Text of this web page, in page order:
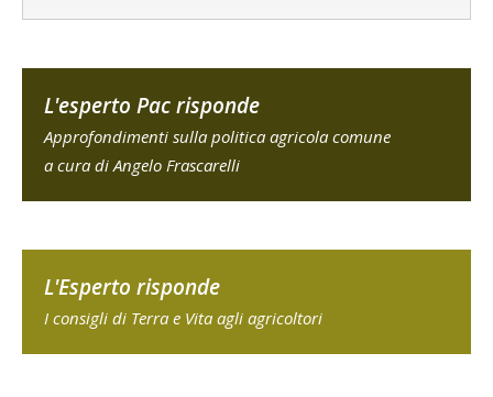
L'esperto Pac risponde
Approfondimenti sulla politica agricola comune
a cura di Angelo Frascarelli
L'Esperto risponde
I consigli di Terra e Vita agli agricoltori